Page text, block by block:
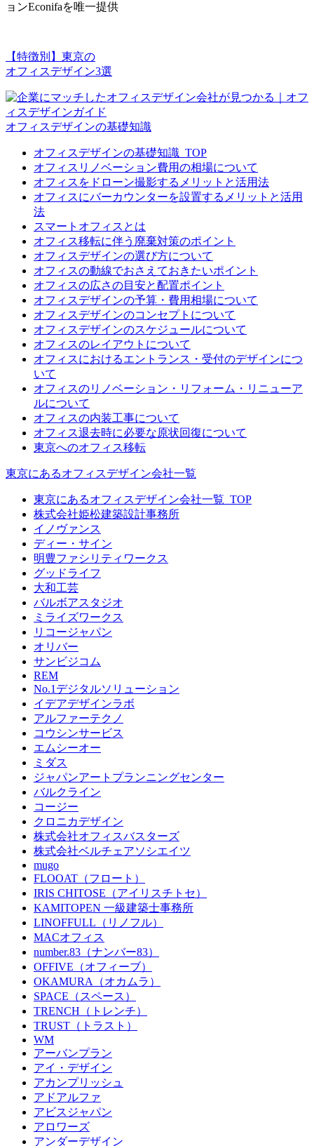
ョンEconifaを唯一提供
【特徴別】東京の
オフィスデザイン3選
オフィスデザインの基礎知識
オフィスデザインの基礎知識_TOP
オフィスリノベーション費用の相場について
オフィスをドローン撮影するメリットと活用法
オフィスにバーカウンターを設置するメリットと活用
法
スマートオフィスとは
オフィス移転に伴う廃棄対策のポイント
オフィスデザインの選び方について
オフィスの動線でおさえておきたいポイント
オフィスの広さの目安と配置ポイント
オフィスデザインの予算・費用相場について
オフィスデザインのコンセプトについて
オフィスデザインのスケジュールについて
オフィスのレイアウトについて
オフィスにおけるエントランス・受付のデザインにつ
いて
オフィスのリノベーション・リフォーム・リニューア
ルについて
オフィスの内装工事について
オフィス退去時に必要な原状回復について
東京へのオフィス移転
東京にあるオフィスデザイン会社一覧
東京にあるオフィスデザイン会社一覧_TOP
株式会社姫松建築設計事務所
イノヴァンス
ディー・サイン
明豊ファシリティワークス
グッドライフ
大和工芸
バルボアスタジオ
ミライズワークス
リコージャパン
オリバー
サンビジコム
REM
No.1デジタルソリューション
イデアデザインラボ
アルファーテクノ
コウシンサービス
エムシーオー
ミダス
ジャパンアートプランニングセンター
バルクライン
コージー
クロニカデザイン
株式会社オフィスバスターズ
株式会社ベルチェアソシエイツ
mugo
FLOOAT（フロート）
IRIS CHITOSE（アイリスチトセ）
KAMITOPEN 一級建築士事務所
LINOFFULL（リノフル）
MACオフィス
number.83（ナンバー83）
OFFIVE（オフィーブ）
OKAMURA（オカムラ）
SPACE（スペース）
TRENCH（トレンチ）
TRUST（トラスト）
WM
アーバンプラン
アイ・デザイン
アカンプリッシュ
アドアルファ
アビスジャパン
アロワーズ
アンダーデザイン